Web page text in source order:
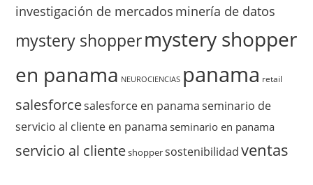
investigación de mercados minería de datos
mystery shoppermystery shopper
en panama NEUROCIENCIAS panama retail
salesforcesalesforce en panama seminario de
servicio al cliente en panama seminario en panama
servicio al clienteshoppersostenibilidad ventas